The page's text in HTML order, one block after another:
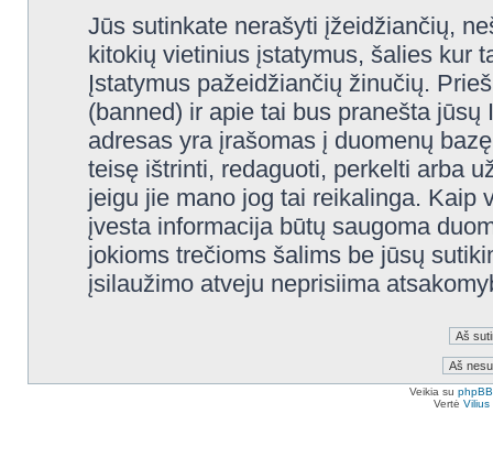
Jūs sutinkate nerašyti įžeidžiančių,
kitokių vietinius įstatymus, šalies kur
Įstatymus pažeidžiančių žinučių.
(banned) ir apie tai bus pranešta
adresas yra įrašomas į duomenų
teisę ištrinti, redaguoti, perkelti arba
jeigu jie mano jog tai reikalinga. Kaip
įvesta informacija būtų saugoma
jokioms trečioms šalims be jūsų
įsilaužimo atveju neprisiima
Veikia su phpBB
Vertė Vilius